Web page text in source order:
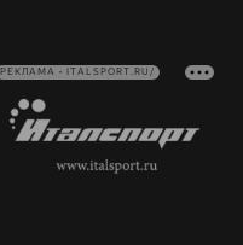
РЕКЛАМА • ITALSPORT.RU/